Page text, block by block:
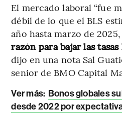
El mercado laboral “fue
débil de lo que el BLS
año hasta marzo de 2025,
razón para bajar las
dijo en una nota Sal
senior de BMO Capital
Ver más: Bonos globales
desde 2022 por